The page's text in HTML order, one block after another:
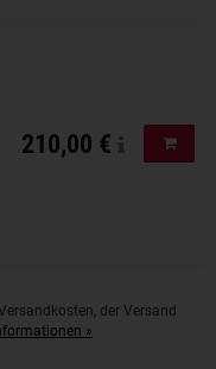
210,00 €
der Versand
»